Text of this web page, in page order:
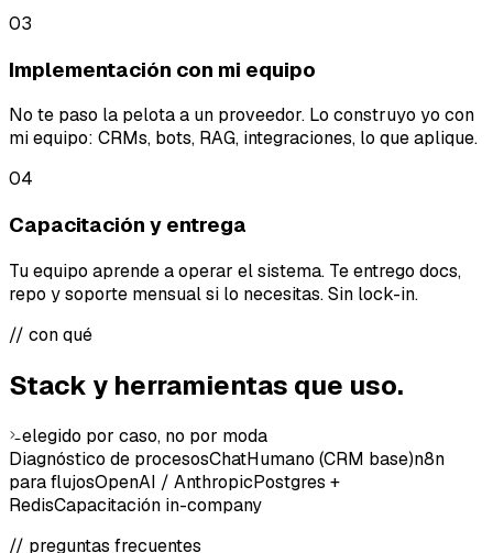
03
Implementación con mi equipo
No te paso la pelota a un proveedor. Lo construyo yo con
mi equipo: CRMs, bots, RAG, integraciones, lo que aplique.
04
Capacitación y entrega
Tu equipo aprende a operar el sistema. Te entrego docs,
repo y soporte mensual si lo necesitas. Sin lock-in.
// con qué
Stack y herramientas que uso.
elegido por caso, no por moda
Diagnóstico de procesosChatHumano (CRM base)n8n
para flujosOpenAI / AnthropicPostgres +
RedisCapacitación in-company
// preguntas frecuentes